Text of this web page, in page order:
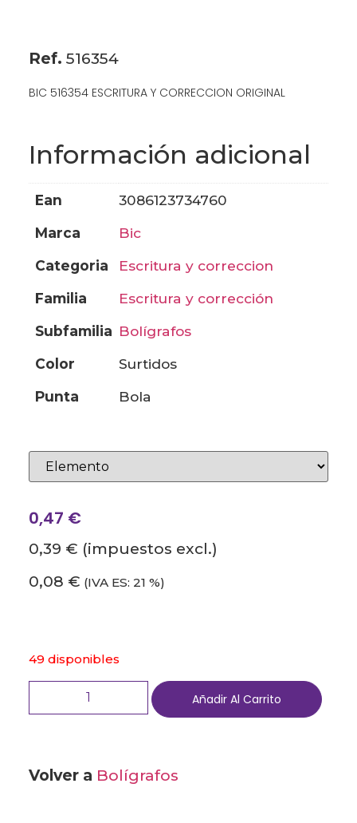
Ref. 516354
BIC 516354 ESCRITURA Y CORRECCION ORIGINAL
Información adicional
ean
3086123734760
marca
bic
categoria
escritura y correccion
familia
escritura y corrección
subfamilia
bolígrafos
color
surtidos
punta
bola
0,47 €
0,39 € (impuestos excl.)
0,08 € (IVA ES: 21 %)
49 disponibles
Añadir Al Carrito
Volver a Bolígrafos